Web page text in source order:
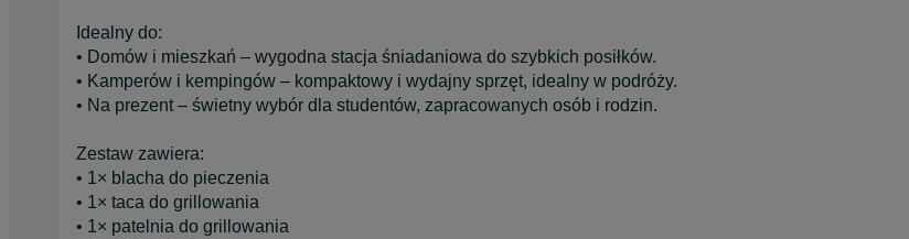
Idealny do:
• Domów i mieszkań – wygodna stacja śniadaniowa do szybkich posiłków.
• Kamperów i kempingów – kompaktowy i wydajny sprzęt, idealny w podróży.
• Na prezent – świetny wybór dla studentów, zapracowanych osób i rodzin.
Zestaw zawiera:
• 1× blacha do pieczenia
• 1× taca do grillowania
• 1× patelnia do grillowania